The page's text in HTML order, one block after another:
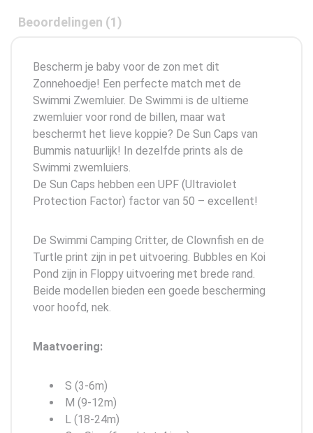
Beoordelingen (1)
Bescherm je baby voor de zon met dit
Zonnehoedje! Een perfecte match met de
Swimmi Zwemluier. De Swimmi is de ultieme
zwemluier voor rond de billen, maar wat
beschermt het lieve koppie? De Sun Caps van
Bummis natuurlijk! In dezelfde prints als de
Swimmi zwemluiers.
De Sun Caps hebben een UPF (Ultraviolet
Protection Factor) factor van 50 – excellent!
De Swimmi Camping Critter, de Clownfish en de
Turtle print zijn in pet uitvoering. Bubbles en Koi
Pond zijn in Floppy uitvoering met brede rand.
Beide modellen bieden een goede bescherming
voor hoofd, nek.
Maatvoering:
S (3-6m)
M (9-12m)
L (18-24m)